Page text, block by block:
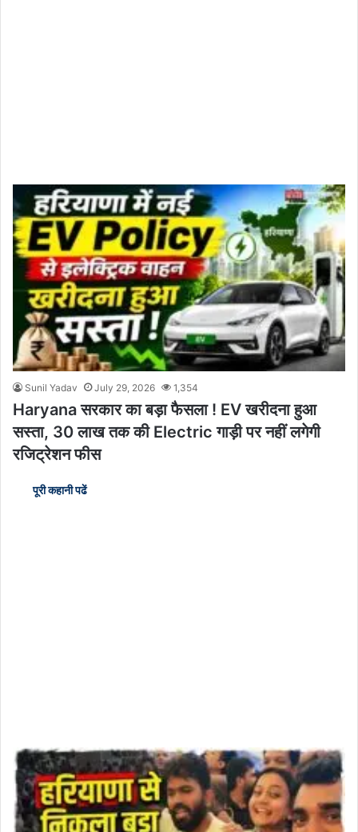
Sunil Yadav July 29, 2026 1,354
Haryana सरकार का बड़ा फैसला ! EV खरीदना हुआ
सस्ता, 30 लाख तक की Electric गाड़ी पर नहीं लगेगी
रजिट्रेशन फीस
पूरी कहानी पढें